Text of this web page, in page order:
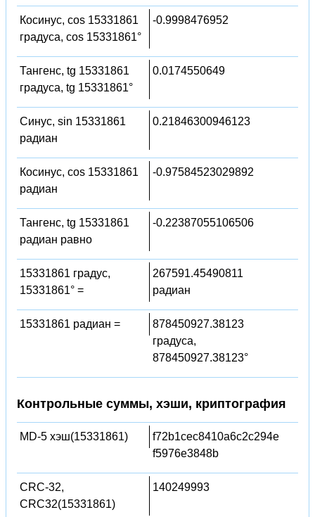
Косинус, cos 15331861
градуса, cos 15331861°
-0.9998476952
Тангенс, tg 15331861
градуса, tg 15331861°
0.0174550649
Синус, sin 15331861
радиан
0.21846300946123
Косинус, cos 15331861
радиан
-0.97584523029892
Тангенс, tg 15331861
радиан равно
-0.22387055106506
15331861 градус,
15331861° =
267591.45490811
радиан
15331861 радиан =
878450927.38123
градуса,
878450927.38123°
Контрольные суммы, хэши, криптография
MD-5 хэш(15331861)
f72b1cec8410a6c2c294e
f5976e3848b
CRC-32,
CRC32(15331861)
140249993